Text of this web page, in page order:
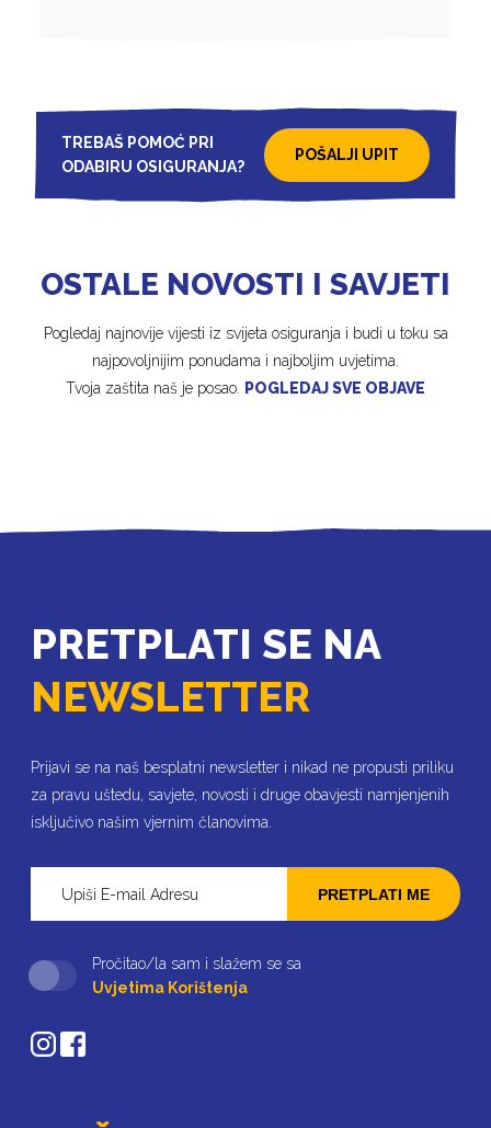
TREBAŠ POMOĆ PRI
ODABIRU OSIGURANJA?
POŠALJI UPIT
OSTALE NOVOSTI I SAVJETI
Pogledaj najnovije vijesti iz svijeta osiguranja i budi u toku sa
najpovoljnijim ponudama i najboljim uvjetima.
Tvoja zaštita naš je posao. POGLEDAJ SVE OBJAVE
PRETPLATI SE NA
NEWSLETTER
Prijavi se na naš besplatni newsletter i nikad ne propusti priliku
za pravu uštedu, savjete, novosti i druge obavjesti namjenjenih
isključivo našim vjernim članovima.
PRETPLATI ME
Pročitao/la sam i slažem se sa
Uvjetima Korištenja